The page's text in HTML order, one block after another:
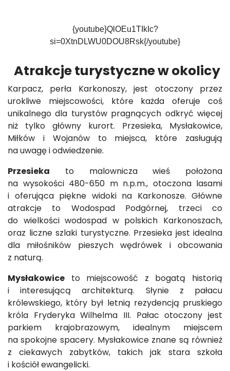
{youtube}QlOEu1TIkIc?
si=0XtnDLWU0DOU8Rsk{/youtube}
Atrakcje turystyczne w okolicy
Karpacz, perła Karkonoszy, jest otoczony przez
urokliwe miejscowości, które każda oferuje coś
unikalnego dla turystów pragnących odkryć więcej
niż tylko główny kurort. Przesieka, Mysłakowice,
Miłków i Wojanów to miejsca, które zasługują
na uwagę i odwiedzenie.
Przesieka to malownicza wieś położona
na wysokości 480-650 m n.p.m., otoczona lasami
i oferująca piękne widoki na Karkonosze. Główne
atrakcje to Wodospad Podgórnej, trzeci co
do wielkości wodospad w polskich Karkonoszach,
oraz liczne szlaki turystyczne. Przesieka jest idealna
dla miłośników pieszych wędrówek i obcowania
z naturą.
Mysłakowice to miejscowość z bogatą historią
i interesującą architekturą. Słynie z pałacu
królewskiego, który był letnią rezydencją pruskiego
króla Fryderyka Wilhelma III. Pałac otoczony jest
parkiem krajobrazowym, idealnym miejscem
na spokojne spacery. Mysłakowice znane są również
z ciekawych zabytków, takich jak stara szkoła
i kościół ewangelicki.